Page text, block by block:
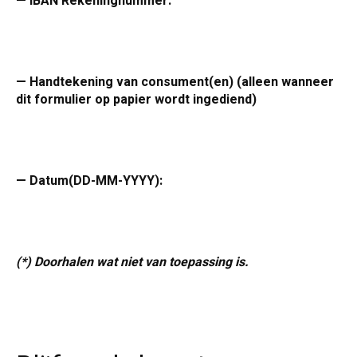
— Handtekening van consument(en) (alleen wanneer
dit formulier op papier wordt ingediend)
— Datum(DD-MM-YYYY):
(*) Doorhalen wat niet van toepassing is.